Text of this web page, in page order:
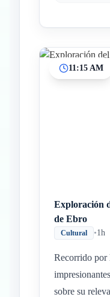
11:15 AM
Exploración
de Ebro
Cultural •1h
Recorrido por
sobre su